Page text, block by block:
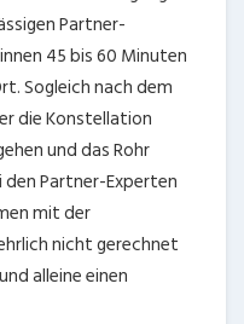
Partner-
45 bis 60 Minuten
Sogleich nach dem
die Konstellation
und das Rohr
Partner-Experten
mit der
nicht gerechnet
alleine einen